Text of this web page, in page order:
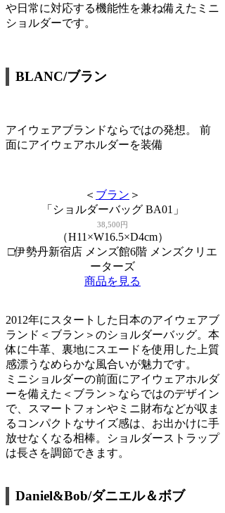
や日常に対応する機能性を兼ね備えたミニ
ショルダーです。
BLANC/ブラン
アイウェアブランドならではの発想。 前
面にアイウェアホルダーを装備
＜ ブラン ＞
「ショルダーバッグ BA01」
38,500円
（H11×W16.5×D4cm）
□伊勢丹新宿店 メンズ館6階 メンズクリエ
ーターズ
商品を見る
2012年にスタートした日本のアイウェアブ
ランド＜ブラン＞のショルダーバッグ。本
体に牛革、裏地にスエードを使用した上質
感漂うなめらかな風合いが魅力です。
ミニショルダーの前面にアイウェアホルダ
ーを備えた＜ブラン＞ならではのデザイン
で、スマートフォンやミニ財布などが収ま
るコンパクトなサイズ感は、お出かけに手
放せなくなる相棒。ショルダーストラップ
は長さを調節できます。
Daniel&Bob/ダニエル＆ボブ